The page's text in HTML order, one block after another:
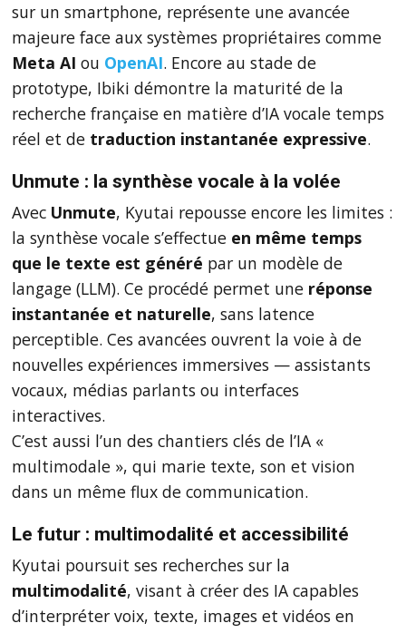
sur un smartphone, représente une avancée
majeure face aux systèmes propriétaires comme
Meta AI ou OpenAI. Encore au stade de
prototype, Ibiki démontre la maturité de la
recherche française en matière d’IA vocale temps
réel et de traduction instantanée expressive.
Unmute : la synthèse vocale à la volée
Avec Unmute, Kyutai repousse encore les limites :
la synthèse vocale s’effectue en même temps
que le texte est généré par un modèle de
langage (LLM). Ce procédé permet une réponse
instantanée et naturelle, sans latence
perceptible. Ces avancées ouvrent la voie à de
nouvelles expériences immersives — assistants
vocaux, médias parlants ou interfaces
interactives.
C’est aussi l’un des chantiers clés de l’IA «
multimodale », qui marie texte, son et vision
dans un même flux de communication.
Le futur : multimodalité et accessibilité
Kyutai poursuit ses recherches sur la
multimodalité, visant à créer des IA capables
d’interpréter voix, texte, images et vidéos en